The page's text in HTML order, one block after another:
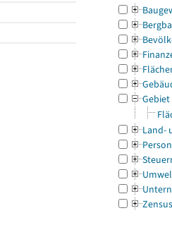
Gebiet
Land-
Zensus